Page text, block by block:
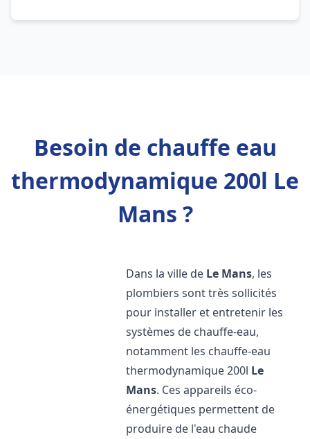
Besoin de chauffe eau
thermodynamique 200l Le
Mans ?
Dans la ville de Le Mans, les
plombiers sont très sollicités
pour installer et entretenir les
systèmes de chauffe-eau,
notamment les chauffe-eau
thermodynamique 200l Le
Mans. Ces appareils éco-
énergétiques permettent de
produire de l'eau chaude